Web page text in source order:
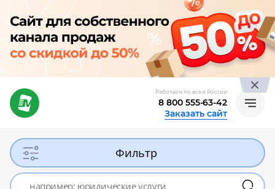
Работаем по всей России
8 800 555-63-42
Заказать сайт
Фильтр